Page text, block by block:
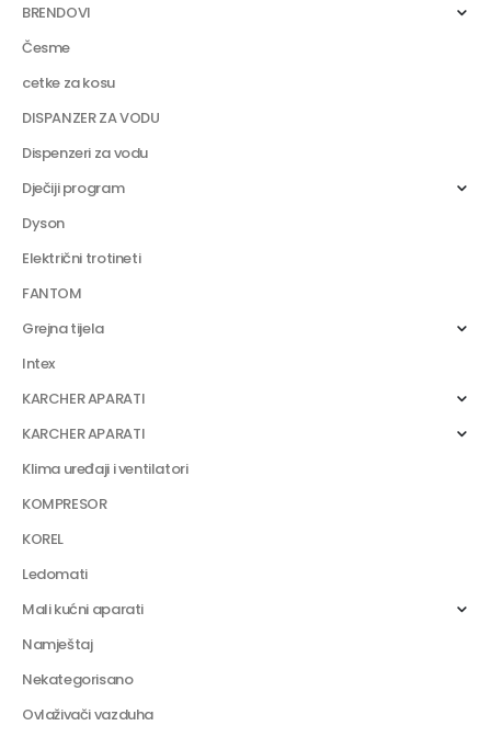
BRENDOVI
Česme
cetke za kosu
DISPANZER ZA VODU
Dispenzeri za vodu
Dječiji program
Dyson
Električni trotineti
FANTOM
Grejna tijela
Intex
KARCHER APARATI
KARCHER APARATI
Klima uređaji i ventilatori
KOMPRESOR
KOREL
Ledomati
Mali kućni aparati
Namještaj
Nekategorisano
Ovlaživači vazduha